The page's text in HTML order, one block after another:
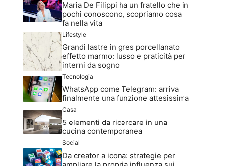
Maria De Filippi ha un fratello che in
pochi conoscono, scopriamo cosa
fa nella vita
Lifestyle
Grandi lastre in gres porcellanato
effetto marmo: lusso e praticità per
interni da sogno
Tecnologia
WhatsApp come Telegram: arriva
finalmente una funzione attesissima
Casa
5 elementi da ricercare in una
cucina contemporanea
Social
Da creator a icona: strategie per